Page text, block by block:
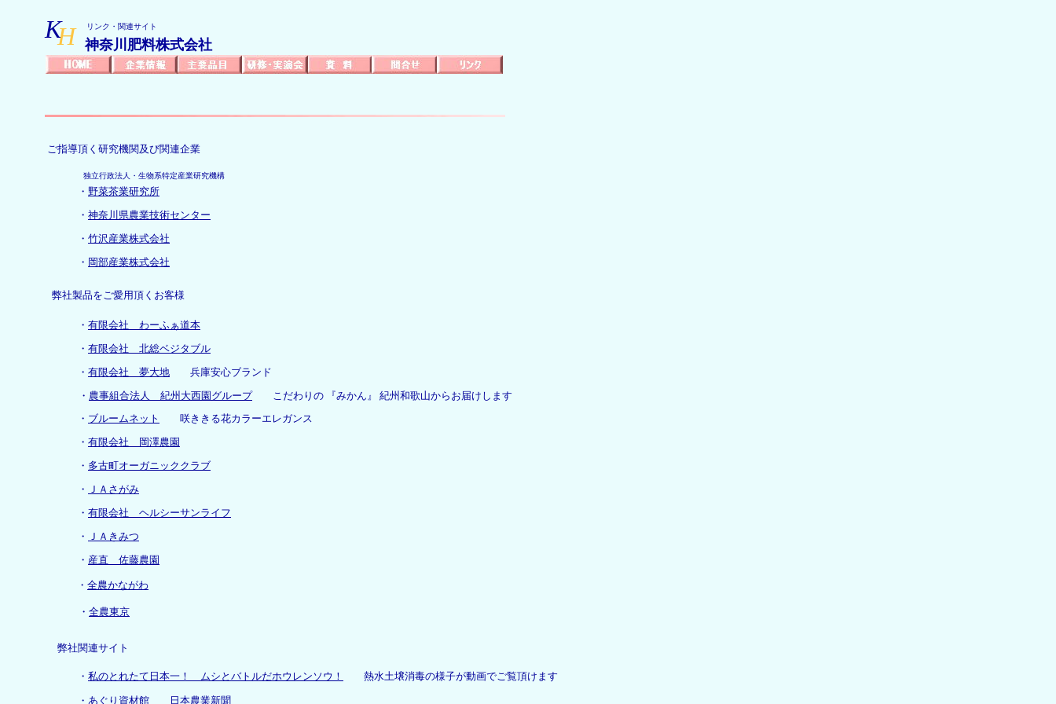
H
K
神奈川肥料株式会社
リンク・関連サイト
ご指導頂く研究機関及び関連企業
・ 野菜茶業研究所
・ 竹沢産業株式会社
・ 岡部産業株式会社
弊社製品をご愛用頂くお客様
・ 神奈川県農業技術センター
独立行政法人・生物系特定産業研究機構
・ 有限会社 わーふぁ道本
・ 有限会社 北総ベジタブル
・ 農事組合法人 紀州大西園グループこだわりの 『みかん』 紀州和歌山からお届けします
・ ブルームネット
咲ききる花カラーエレガンス
・ 有限会社 岡澤農園
・ 有限会社 夢大地 兵庫安心ブランド
・ 多古町オーガニッククラブ
・ ＪＡさがみ
・ 有限会社 ヘルシーサンライフ
弊社関連サイト
・ ＪＡきみつ
・ 産直 佐藤農園
・ 私のとれたて日本一！ ムシとバトルだホウレンソウ！ 熱水土壌消毒の様子が動画でご覧頂けます
・ あぐり資材館 日本農業新聞
・ 全農かながわ
・ 全農東京